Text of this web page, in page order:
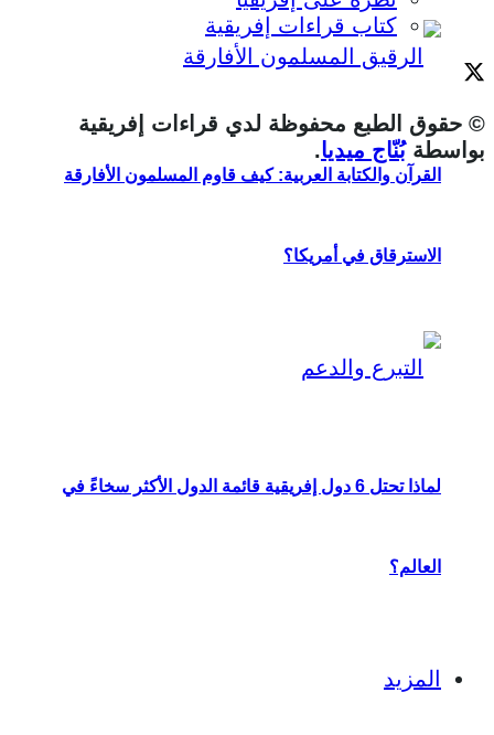
القرآن والكتابة العربية: كيف قاوم المسلمون الأفارقة
الاسترقاق في أمريكا؟
لماذا تحتل 6 دول إفريقية قائمة الدول الأكثر سخاءً في
العالم؟
المزيد
كتاب قراءات إفريقية
© حقوق الطبع محفوظة لدي قراءات إفريقية
بواسطةبُنّاج ميديا.